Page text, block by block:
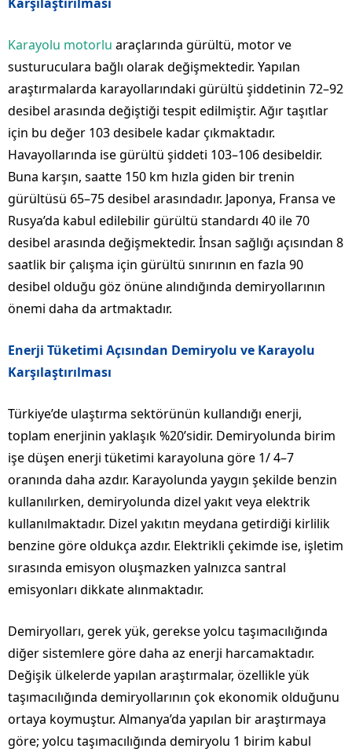
Karayolu motorlu araçlarında gürültü, motor ve
susturuculara bağlı olarak değişmektedir. Yapılan
araştırmalarda karayollarındaki gürültü şiddetinin 72–92
desibel arasında değiştiği tespit edilmiştir. Ağır taşıtlar
için bu değer 103 desibele kadar çıkmaktadır.
Havayollarında ise gürültü şiddeti 103–106 desibeldir.
Buna karşın, saatte 150 km hızla giden bir trenin
gürültüsü 65–75 desibel arasındadır. Japonya, Fransa ve
Rusya’da kabul edilebilir gürültü standardı 40 ile 70
desibel arasında değişmektedir. İnsan sağlığı açısından 8
saatlik bir çalışma için gürültü sınırının en fazla 90
desibel olduğu göz önüne alındığında demiryollarının
önemi daha da artmaktadır.
Enerji Tüketimi Açısından Demiryolu ve Karayolu
Karşılaştırılması
Türkiye’de ulaştırma sektörünün kullandığı enerji,
toplam enerjinin yaklaşık %20’sidir. Demiryolunda birim
işe düşen enerji tüketimi karayoluna göre 1/ 4–7
oranında daha azdır. Karayolunda yaygın şekilde benzin
kullanılırken, demiryolunda dizel yakıt veya elektrik
kullanılmaktadır. Dizel yakıtın meydana getirdiği kirlilik
benzine göre oldukça azdır. Elektrikli çekimde ise, işletim
sırasında emisyon oluşmazken yalnızca santral
emisyonları dikkate alınmaktadır.
Demiryolları, gerek yük, gerekse yolcu taşımacılığında
diğer sistemlere göre daha az enerji harcamaktadır.
Değişik ülkelerde yapılan araştırmalar, özellikle yük
taşımacılığında demiryollarının çok ekonomik olduğunu
ortaya koymuştur. Almanya’da yapılan bir araştırmaya
göre; yolcu taşımacılığında demiryolu 1 birim kabul